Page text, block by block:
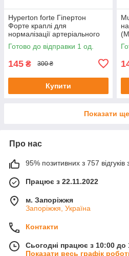
Hyperton forte Гіпертон
Форте краплі для
нормалізації артеріального
тиску 20 мл до 08/25
Готово до відправки 1 од.
145 ₴ 300 ₴
Купити
Показати ще
Про нас
95% позитивних з 757 відгуків
Працює з 22.11.2022
м. Запоріжжя
Запоріжжя, Україна
Контакти
Сьогодні працює з 10:00 до
Показати весь графік